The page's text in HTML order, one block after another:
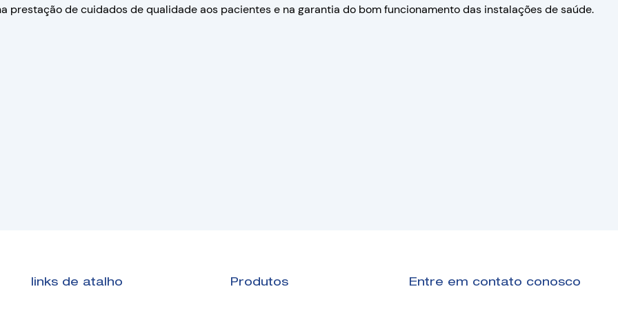
prestação de cuidados de qualidade aos pacientes e na garantia do bom funcionamento das instalações de saúde.
links de atalho Produtos Entre em contato conosco